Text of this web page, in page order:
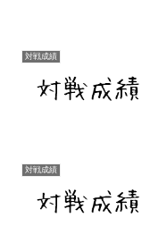
対戦成績
対戦成績